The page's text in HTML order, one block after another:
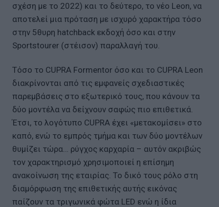
σχέση με το 2022) και το δεύτερο, το νέο Leon, να
αποτελεί μια πρόταση με ισχυρό χαρακτήρα τόσο
στην 5θυρη hatchback εκδοχή όσο και στην
Sportstourer (στέισον) παραλλαγή του.
Τόσο το CUPRA Formentor όσο και το CUPRA Leon
διακρίνονται από τις εμφανείς σχεδιαστικές
παρεμβάσεις στο εξωτερικό τους, που κάνουν τα
δύο μοντέλα να δείχνουν σαφώς πιο επιθετικά.
Έτσι, το λογότυπο CUPRA έχει «μετακομίσει» στο
καπό, ενώ το εμπρός τμήμα και των δύο μοντέλων
θυμίζει τώρα… ρύγχος καρχαρία – αυτόν ακριβώς
τον χαρακτηρισμό χρησιμοποιεί η επίσημη
ανακοίνωση της εταιρίας. Το δικό τους ρόλο στη
διαμόρφωση της επιθετικής αυτής εικόνας
παίζουν τα τριγωνικά φώτα LED ενώ η ίδια